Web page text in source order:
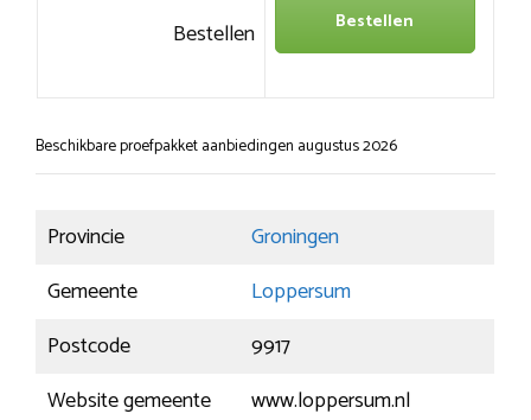
Bestellen Bestellen
Beschikbare proefpakket aanbiedingen augustus 2026
Provincie
Groningen
Gemeente
Loppersum
Postcode
9917
Website gemeente
www.loppersum.nl